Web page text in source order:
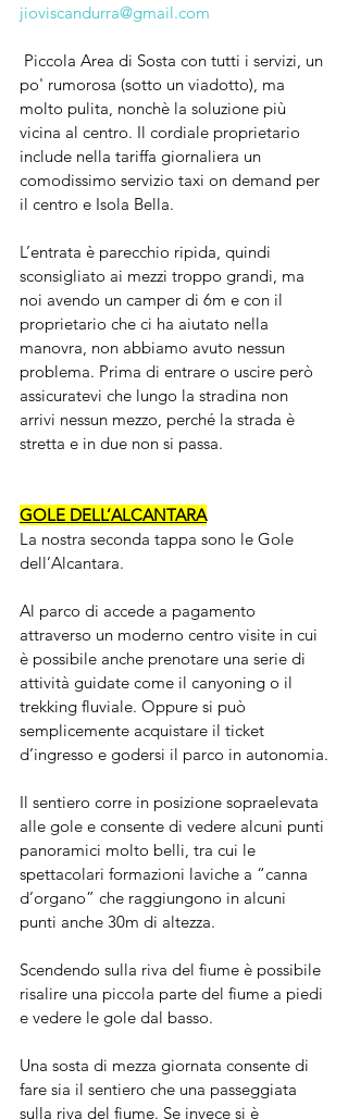
jioviscandurra@gmail.com
po' rumorosa (sotto un viadotto), ma
molto pulita, nonchè la soluzione più
vicina al centro. Il cordiale proprietario
include nella tariffa giornaliera un
comodissimo servizio taxi on demand per
il centro e Isola Bella.
L’entrata è parecchio ripida, quindi
sconsigliato ai mezzi troppo grandi, ma
noi avendo un camper di 6m e con il
proprietario che ci ha aiutato nella
manovra, non abbiamo avuto nessun
problema. Prima di entrare o uscire però
assicuratevi che lungo la stradina non
arrivi nessun mezzo, perché la strada è
stretta e in due non si passa.
GOLE DELL’ALCANTARA
La nostra seconda tappa sono le Gole
dell’Alcantara.
Al parco di accede a pagamento
attraverso un moderno centro visite in cui
è possibile anche prenotare una serie di
attività guidate come il canyoning o il
trekking fluviale. Oppure si può
semplicemente acquistare il ticket
d’ingresso e godersi il parco in autonomia.
Il sentiero corre in posizione sopraelevata
alle gole e consente di vedere alcuni punti
panoramici molto belli, tra cui le
spettacolari formazioni laviche a “canna
d’organo” che raggiungono in alcuni
punti anche 30m di altezza.
Scendendo sulla riva del fiume è possibile
risalire una piccola parte del fiume a piedi
e vedere le gole dal basso.
Una sosta di mezza giornata consente di
fare sia il sentiero che una passeggiata
sulla riva del fiume. Se invece si è